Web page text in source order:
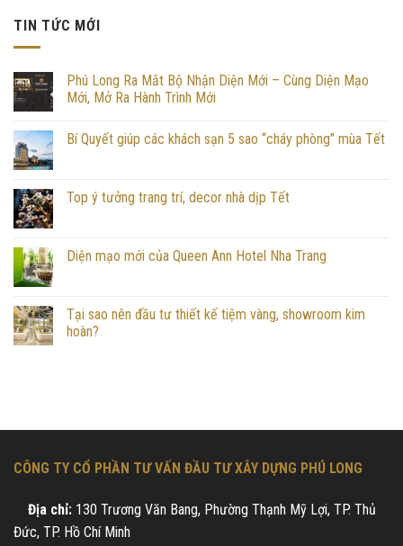
TIN TỨC MỚI
Phú Long Ra Mắt Bộ Nhận Diện Mới – Cùng Diện Mạo
Mới, Mở Ra Hành Trình Mới
Bí Quyết giúp các khách sạn 5 sao “cháy phòng” mùa Tết
Top ý tưởng trang trí, decor nhà dịp Tết
Diện mạo mới của Queen Ann Hotel Nha Trang
Tại sao nên đầu tư thiết kế tiệm vàng, showroom kim
hoàn?
CÔNG TY CỔ PHẦN TƯ VẤN ĐẦU TƯ XÂY DỰNG PHÚ LONG
Địa chỉ: 130 Trương Văn Bang, Phường Thạnh Mỹ Lợi, TP. Thủ
Đức, TP. Hồ Chí Minh